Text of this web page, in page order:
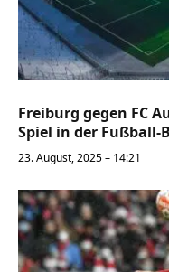
Freiburg gegen FC
Spiel in der Fußball-
23. August, 2025 – 14:21